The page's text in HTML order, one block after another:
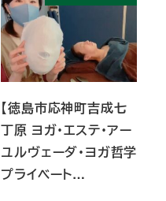
【徳島市応神町吉成七
丁原 ヨガ・エステ・アー
ユルヴェーダ・ヨガ哲学
プライベート…